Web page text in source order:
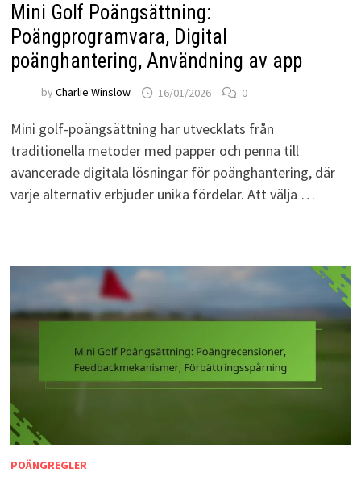
Mini Golf Poängsättning:
Poängprogramvara, Digital
poänghantering, Användning av app
by Charlie Winslow 16/01/2026 0
Mini golf-poängsättning har utvecklats från
traditionella metoder med papper och penna till
avancerade digitala lösningar för poänghantering, där
varje alternativ erbjuder unika fördelar. Att välja …
POÄNGREGLER